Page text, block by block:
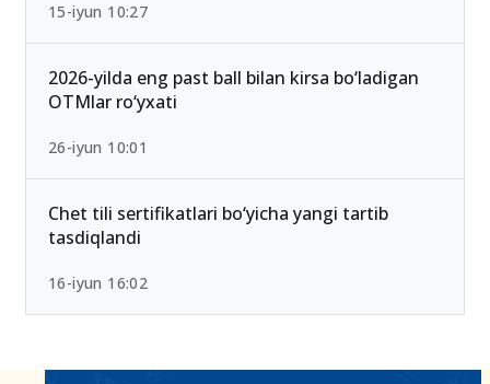
15-iyun 10:27
2026-yilda eng past ball bilan kirsa bo‘ladigan
OTMlar ro‘yxati
26-iyun 10:01
Chet tili sertifikatlari bo‘yicha yangi tartib
tasdiqlandi
16-iyun 16:02